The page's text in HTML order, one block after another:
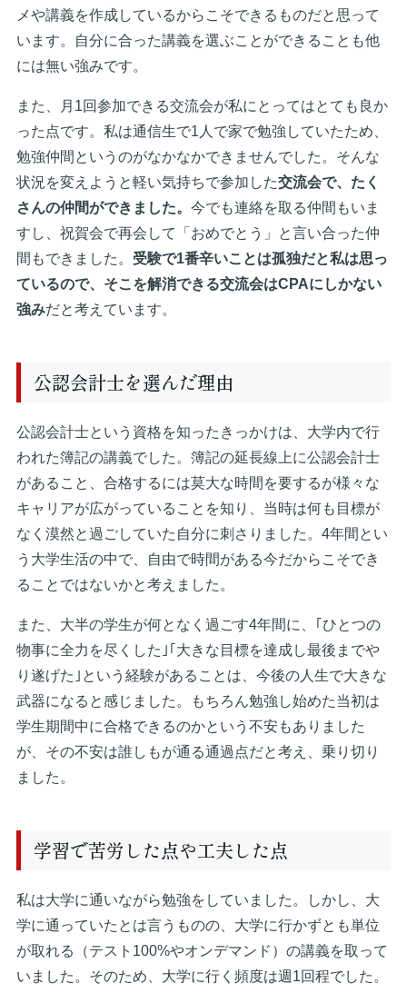
メや講義を作成しているからこそできるものだと思って
います。自分に合った講義を選ぶことができることも他
には無い強みです。
また、月1回参加できる交流会が私にとってはとても良か
った点です。私は通信生で1人で家で勉強していたため、
勉強仲間というのがなかなかできませんでした。そんな
状況を変えようと軽い気持ちで参加した交流会で、たく
さんの仲間ができました。 今でも連絡を取る仲間もいま
すし、祝賀会で再会して「おめでとう」と言い合った仲
間もできました。 受験で1番辛いことは孤独だと私は思っ
ているので、そこを解消できる交流会はCPAにしかない
強みだと考えています。
公認会計士を選んだ理由
公認会計士という資格を知ったきっかけは、大学内で行
われた簿記の講義でした。簿記の延長線上に公認会計士
があること、合格するには莫大な時間を要するが様々な
キャリアが広がっていることを知り、当時は何も目標が
なく漠然と過ごしていた自分に刺さりました。4年間とい
う大学生活の中で、自由で時間がある今だからこそでき
ることではないかと考えました。
また、大半の学生が何となく過ごす4年間に、｢ひとつの
物事に全力を尽くした｣｢大きな目標を達成し最後までや
り遂げた｣という経験があることは、今後の人生で大きな
武器になると感じました。もちろん勉強し始めた当初は
学生期間中に合格できるのかという不安もありました
が、その不安は誰しもが通る通過点だと考え、乗り切り
ました。
学習で苦労した点や工夫した点
私は大学に通いながら勉強をしていました。しかし、大
学に通っていたとは言うものの、大学に行かずとも単位
が取れる（テスト100%やオンデマンド）の講義を取って
いました。そのため、大学に行く頻度は週1回程でした。